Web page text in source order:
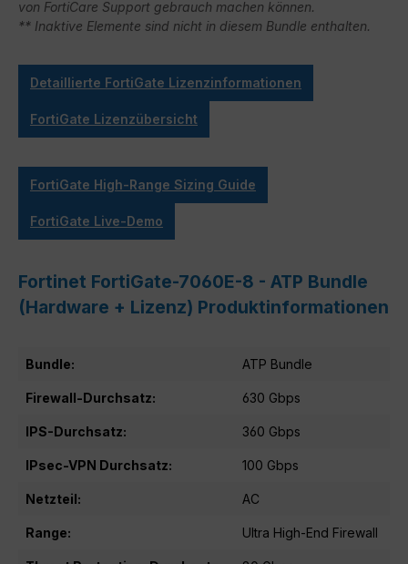
von FortiCare Support gebrauch machen können.
** Inaktive Elemente sind nicht in diesem Bundle enthalten.
Detaillierte FortiGate Lizenzinformationen
FortiGate Lizenzübersicht
FortiGate High-Range Sizing Guide
FortiGate Live-Demo
Fortinet FortiGate-7060E-8 - ATP Bundle
(Hardware + Lizenz) Produktinformationen
Bundle: ATP Bundle
Firewall-Durchsatz: 630 Gbps
IPS-Durchsatz: 360 Gbps
IPsec-VPN Durchsatz: 100 Gbps
Netzteil: AC
Range: Ultra High-End Firewall